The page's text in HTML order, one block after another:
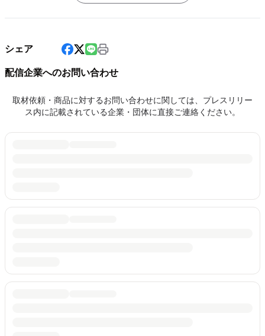
シェア
配信企業へのお問い合わせ
取材依頼・商品に対するお問い合わせに関しては、プレスリリー
ス内に記載されている企業・団体に直接ご連絡ください。